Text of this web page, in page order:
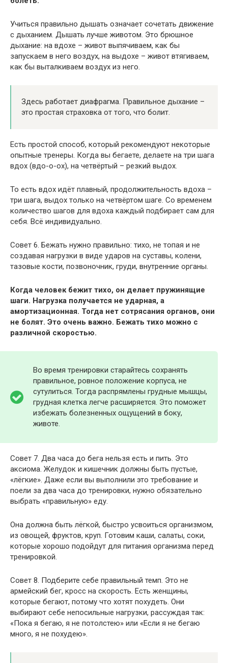
Учиться правильно дышать означает сочетать движение
с дыханием. Дышать лучше животом. Это брюшное
дыхание: на вдохе – живот выпячиваем, как бы
запускаем в него воздух, на выдохе – живот втягиваем,
как бы выталкиваем воздух из него.
Здесь работает диафрагма. Правильное дыхание –
это простая страховка от того, что болит.
Есть простой способ, который рекомендуют некоторые
опытные тренеры. Когда вы бегаете, делаете на три шага
вдох (вдо-о-ох), на четвёртый – резкий выдох.
То есть вдох идёт плавный, продолжительность вдоха –
три шага, выдох только на четвёртом шаге. Со временем
количество шагов для вдоха каждый подбирает сам для
себя. Всё индивидуально.
Совет 6. Бежать нужно правильно: тихо, не топая и не
создавая нагрузки в виде ударов на суставы, колени,
тазовые кости, позвоночник, груди, внутренние органы.
Когда человек бежит тихо, он делает пружинящие
шаги. Нагрузка получается не ударная, а
амортизационная. Тогда нет сотрясания органов, они
не болят. Это очень важно. Бежать тихо можно с
различной скоростью.
Во время тренировки старайтесь сохранять
правильное, ровное положение корпуса, не
сутулиться. Тогда распрямлены грудные мышцы,
грудная клетка легче расширяется. Это поможет
избежать болезненных ощущений в боку,
животе.
Совет 7. Два часа до бега нельзя есть и пить. Это
аксиома. Желудок и кишечник должны быть пустые,
«лёгкие». Даже если вы выполнили это требование и
поели за два часа до тренировки, нужно обязательно
выбрать «правильную» еду.
Она должна быть лёгкой, быстро усвоиться организмом,
из овощей, фруктов, круп. Готовим каши, салаты, соки,
которые хорошо подойдут для питания организма перед
тренировкой.
Совет 8. Подберите себе правильный темп. Это не
армейский бег, кросс на скорость. Есть женщины,
которые бегают, потому что хотят похудеть. Они
выбирают себе непосильные нагрузки, рассуждая так:
«Пока я бегаю, я не потолстею» или «Если я не бегаю
много, я не похудею».